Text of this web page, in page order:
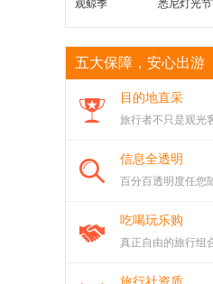
观鲸季
悉尼灯光节
五大保障，安心出游
目的地直采
旅行者不只是观光
信息全透明
百分百透明度任您
吃喝玩乐购
真正自由的旅行组